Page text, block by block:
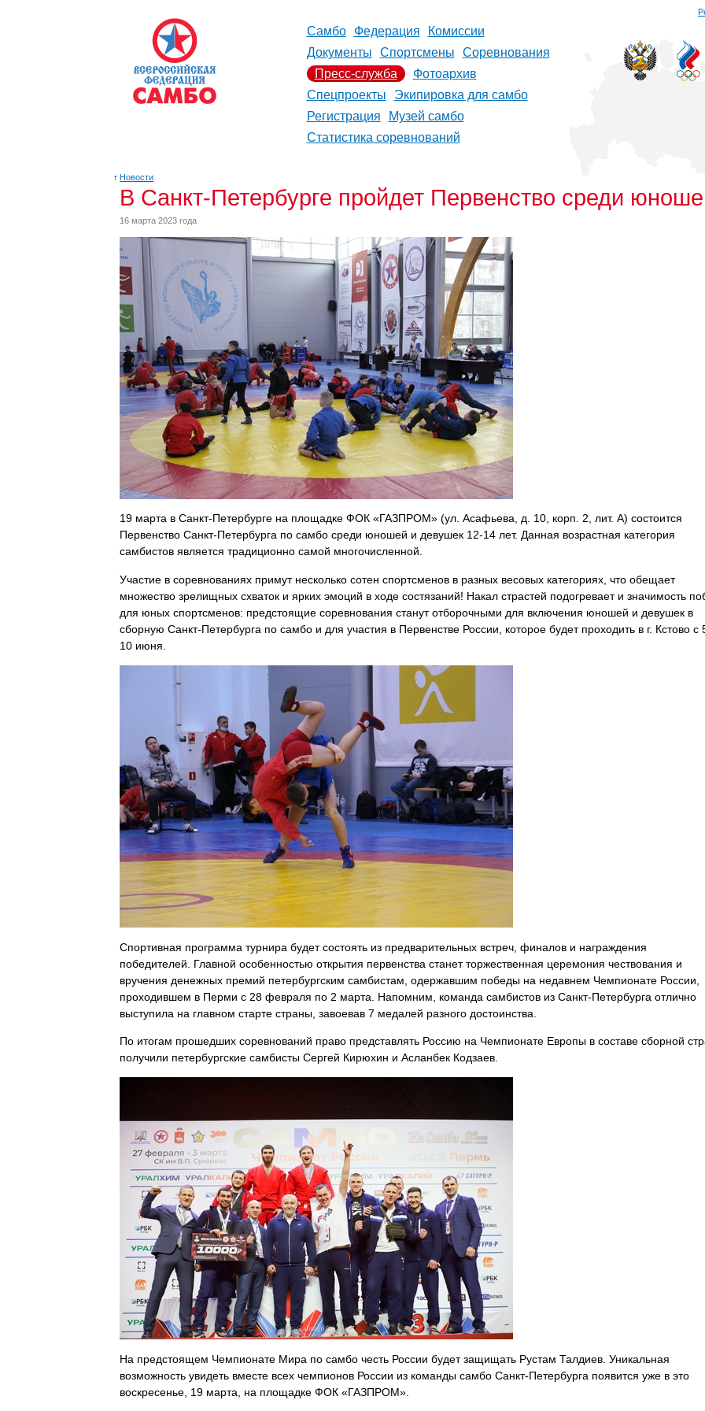
Самбо Федерация
Комиссии
Документы
Спортсмены
Соревнования
Пресс-служба
Фотоархив
Спецпроекты
Экипировка для самбо
Регистрация
Музей самбо
Статистика соревнований
↑ Новости
В Санкт-Петербурге пройдет Первенство среди
16 марта 2023 года
19 марта в Санкт-Петербурге на площадке ФОК «ГАЗПРОМ» (ул. Асафьева, д. 10, корп. 2, лит. А) состоится
Первенство Санкт-Петербурга по самбо среди юношей и девушек 12-14 лет. Данная возрастная категория
самбистов является традиционно самой многочисленной.
Участие в соревнованиях примут несколько сотен спортсменов в разных весовых категориях, что обещает
множество зрелищных схваток и ярких эмоций в ходе состязаний! Накал страстей подогревает и значимость
для юных спортсменов: предстоящие соревнования станут отборочными для включения юношей и девушек в
сборную Санкт-Петербурга по самбо и для участия в Первенстве России, которое будет проходить в г. Кстово с
10 июня.
Спортивная программа турнира будет состоять из предварительных встреч, финалов и награждения
победителей. Главной особенностью открытия первенства станет торжественная церемония чествования и
вручения денежных премий петербургским самбистам, одержавшим победы на недавнем Чемпионате России,
проходившем в Перми с 28 февраля по 2 марта. Напомним, команда самбистов из Санкт-Петербурга отлично
выступила на главном старте страны, завоевав 7 медалей разного достоинства.
По итогам прошедших соревнований право представлять Россию на Чемпионате Европы в составе сборной
получили петербургские самбисты Сергей Кирюхин и Асланбек Кодзаев.
На предстоящем Чемпионате Мира по самбо честь России будет защищать Рустам Талдиев. Уникальная
возможность увидеть вместе всех чемпионов России из команды самбо Санкт-Петербурга появится уже в это
воскресенье, 19 марта, на площадке ФОК «ГАЗПРОМ».